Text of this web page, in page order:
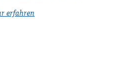
erfahren